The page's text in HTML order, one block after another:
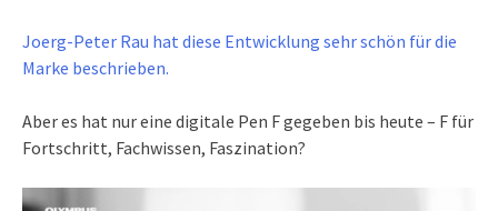
Joerg-Peter Rau hat diese Entwicklung sehr schön für die
Marke beschrieben.
Aber es hat nur eine digitale Pen F gegeben bis heute – F für
Fortschritt, Fachwissen, Faszination?